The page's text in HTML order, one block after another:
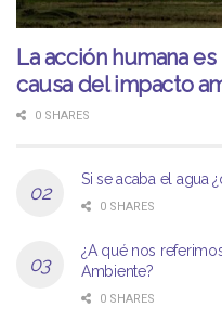
La acción humana
causa del impacto
0 SHARES
Si se acaba el agua
0 SHARES
¿A qué nos
Ambiente?
0 SHARES